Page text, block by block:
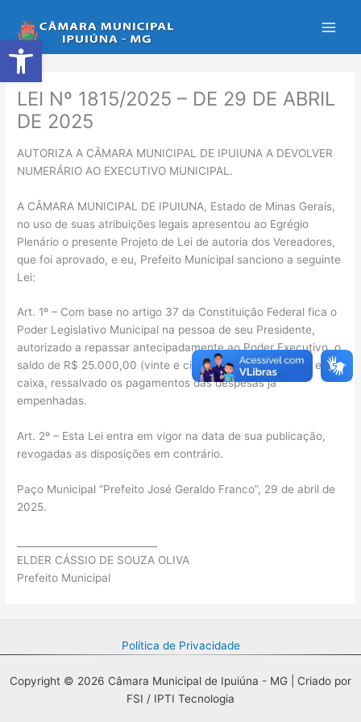
Abrir a barra de ferramentas
para
o
conteúdo
LEI Nº 1815/2025 – DE 29 DE ABRIL
DE 2025
AUTORIZA A CÂMARA MUNICIPAL DE IPUIUNA A DEVOLVER
NUMERÁRIO AO EXECUTIVO MUNICIPAL.
A CÂMARA MUNICIPAL DE IPUIUNA, Estado de Minas Gerais,
no uso de suas atribuições legais apresentou ao Egrégio
Plenário o presente Projeto de Lei de autoria dos Vereadores,
que foi aprovado, e eu, Prefeito Municipal sanciono a seguinte
Lei:
Art. 1º – Com base no artigo 37 da Constituição Federal fica o
Poder Legislativo Municipal na pessoa de seu Presidente,
autorizado a repassar antecipadamente ao Poder Executivo, o
saldo de R$ 25.000,00 (vinte e cinco mil reais) existente em
caixa, ressalvado os pagamentos das despesas já
empenhadas.
Art. 2º – Esta Lei entra em vigor na data de sua publicação,
revogadas as disposições em contrário.
Paço Municipal “Prefeito José Geraldo Franco”, 29 de abril de
2025.
ELDER CÁSSIO DE SOUZA OLIVA
Prefeito Municipal
Política de Privacidade
Copyright © 2026 Câmara Municipal de Ipuiúna - MG | Criado por
FSI / IPTI Tecnologia